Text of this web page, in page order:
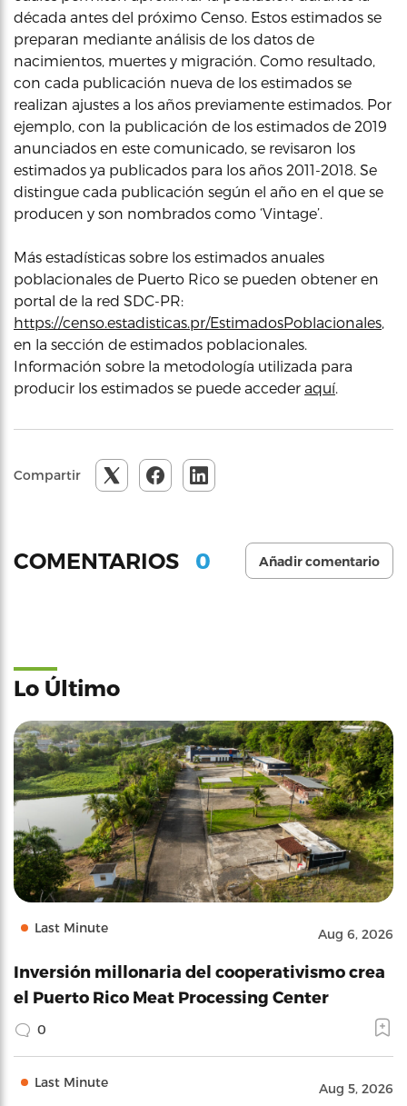
década antes del próximo Censo. Estos estimados se
preparan mediante análisis de los datos de
nacimientos, muertes y migración. Como resultado,
con cada publicación nueva de los estimados se
realizan ajustes a los años previamente estimados. Por
ejemplo, con la publicación de los estimados de 2019
anunciados en este comunicado, se revisaron los
estimados ya publicados para los años 2011-2018. Se
distingue cada publicación según el año en el que se
producen y son nombrados como ‘Vintage’.
Más estadísticas sobre los estimados anuales
poblacionales de Puerto Rico se pueden obtener en
portal de la red SDC-PR:
https://censo.estadisticas.pr/EstimadosPoblacionales,
en la sección de estimados poblacionales.
Información sobre la metodología utilizada para
producir los estimados se puede acceder aquí.
Compartir
COMENTARIOS 0 Añadir comentario
Lo Último
Last Minute Aug 6, 2026
Inversión millonaria del cooperativismo crea
el Puerto Rico Meat Processing Center
0
Last Minute Aug 5, 2026